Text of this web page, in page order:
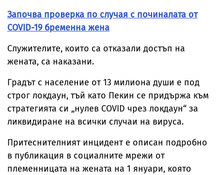
Започва проверка по случая с починалата от
COVID-19 бременна жена
Служителите, които са отказали достъп на
жената, са наказани.
Градът с население от 13 милиона души е под
строг локдаун, тъй като Пекин се придържа към
стратегията си „нулев COVID чрез локдаун“ за
ликвидиране на всички случаи на вируса.
Притеснителният инцидент е описан подробно
в публикация в социалните мрежи от
племенницата на жената на 1 януари, която